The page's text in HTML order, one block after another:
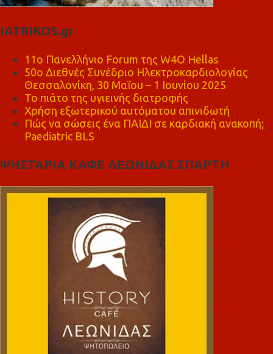
IATRIKOS.gr
11ο Πανελλήνιο Forum της W4O Hellas
50ο Διεθνές Συνέδριο Ηλεκτροκαρδιολογίας
Θεσσαλονίκη, 30 Μαΐου – 1 Ιουνίου 2025
Το πιάτο της υγιεινής διατροφής
Χρήση εξωτερικού αυτόματου απινιδωτή
Πώς να σώσεις ένα ΠΑΙΔΙ σε καρδιακή ανακοπή;
Paediatric BLS
ΨΗΣΤΑΡΙΑ ΚΑΦΕ ΛΕΩΝΙΔΑΣ ΣΠΑΡΤΗ